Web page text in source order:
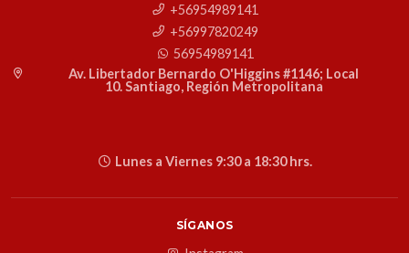
+56954989141
+56997820249
56954989141
Av. Libertador Bernardo O'Higgins #1146; Local
10. Santiago, Región Metropolitana
Lunes a Viernes 9:30 a 18:30 hrs.
SÍGANOS